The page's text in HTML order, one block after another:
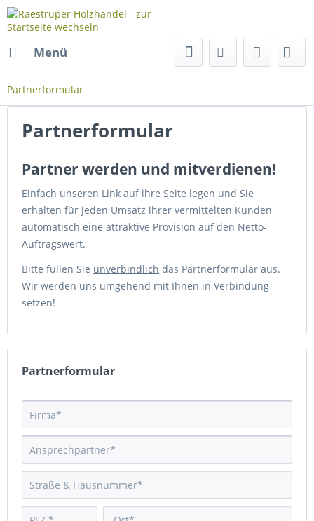
Menü
Partnerformular
Partnerformular
Partner werden und mitverdienen!
Einfach unseren Link auf ihre Seite legen und Sie
erhalten für jeden Umsatz ihrer vermittelten Kunden
automatisch eine attraktive Provision auf den Netto-
Auftragswert.
Bitte füllen Sie unverbindlich das Partnerformular aus.
Wir werden uns umgehend mit Ihnen in Verbindung
setzen!
Partnerformular